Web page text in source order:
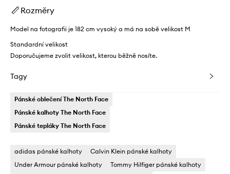
Rozměry
Model na fotografii je 182 cm vysoký a má na sobě velikost M
Standardní velikost
Doporučujeme zvolit velikost, kterou běžně nosíte.
Tagy
Pánské oblečení The North Face
Pánské kalhoty The North Face
Pánské tepláky The North Face
adidas pánské kalhoty
Calvin Klein pánské kalhoty
Under Armour pánské kalhoty
Tommy Hilfiger pánské kalhoty